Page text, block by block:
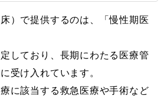
）で提供するのは、「慢性期医
しており、長期にわたる医療管
受け入れています。
に該当する救急医療や手術など